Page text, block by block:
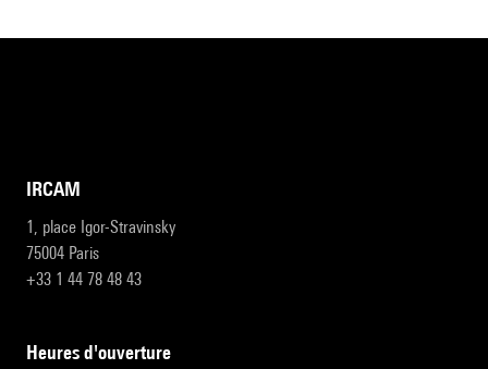
IRCAM
1, place Igor-Stravinsky
75004 Paris
+33 1 44 78 48 43
heures d'ouverture